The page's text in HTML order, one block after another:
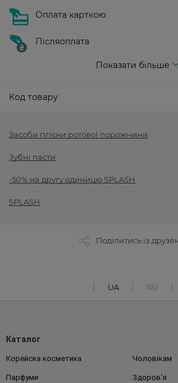
Оплата карткою
Післяоплата
Показати більше
Код товару
Засоби гігієни ротової порожнини
Зубні пасти
-50% на другу одиницю SPLASH
SPLASH
Поділитись із
UA RU
Каталог
Корейска косметика Чоловікам
Парфуми Здоров'я